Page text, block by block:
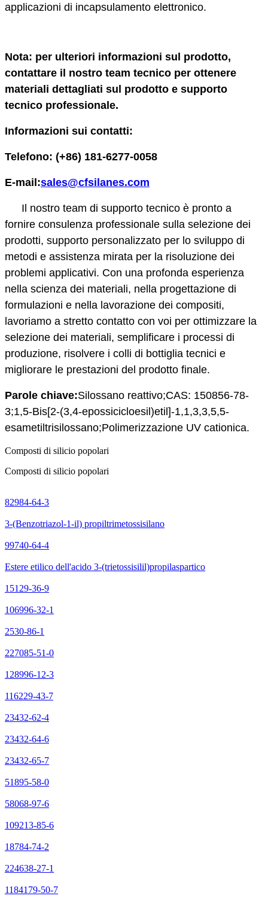
applicazioni di incapsulamento elettronico.
Nota: per ulteriori informazioni sul prodotto,
contattare il nostro team tecnico per ottenere
materiali dettagliati sul prodotto e supporto
tecnico professionale.
Informazioni sui contatti:
Telefono: (+86) 181-6277-0058
E-mail:sales@cfsilanes.com
Il nostro team di supporto tecnico è pronto a
fornire consulenza professionale sulla selezione dei
prodotti, supporto personalizzato per lo sviluppo di
metodi e assistenza mirata per la risoluzione dei
problemi applicativi. Con una profonda esperienza
nella scienza dei materiali, nella progettazione di
formulazioni e nella lavorazione dei compositi,
lavoriamo a stretto contatto con voi per ottimizzare la
selezione dei materiali, semplificare i processi di
produzione, risolvere i colli di bottiglia tecnici e
migliorare le prestazioni del prodotto finale.
Parole chiave:Silossano reattivo;CAS: 150856-78-
3;1,5-Bis[2-(3,4-epossicicloesil)etil]-1,1,3,3,5,5-
esametiltrisilossano;Polimerizzazione UV cationica.
Composti di silicio popolari
Composti di silicio popolari
82984-64-3
3-(Benzotriazol-1-il) propiltrimetossisilano
99740-64-4
Estere etilico dell'acido 3-(trietossisilil)propilaspartico
15129-36-9
106996-32-1
2530-86-1
227085-51-0
128996-12-3
116229-43-7
23432-62-4
23432-64-6
23432-65-7
51895-58-0
58068-97-6
109213-85-6
18784-74-2
224638-27-1
1184179-50-7